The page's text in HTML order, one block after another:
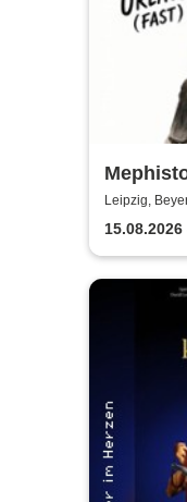
-Leipzig,
15.08.2026